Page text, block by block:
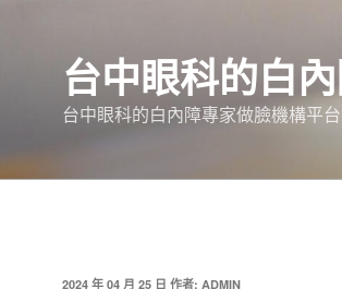
台中眼科的白
台中眼科的白內障專家做臉機構平
發
2024 年 04 月 25 日 作者: ADMIN